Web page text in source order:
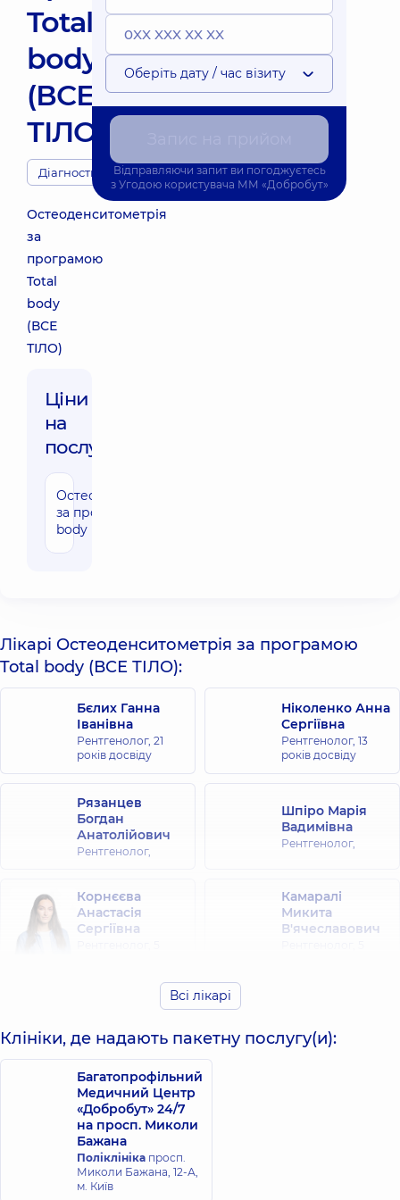
Total
body
(ВСЕ
ТІЛО)
Діагности
Остеоденситометрія
за
програмою
Total
body
(ВСЕ
ТІЛО)
Ціни
на
послуги:
Остеоденситометрія
за програмою Total
body (ВСЕ ТІЛО)
Оберіть дату / час візиту
Відправляючи запит ви погоджуєтесь
з Угодою користувача ММ «Добробут»
Лікарі Остеоденситометрія за програмою
Total body (ВСЕ ТІЛО):
Бєлих Ганна
Іванівна
Рентгенолог, 21
років досвіду
Ніколенко Анна
Сергіївна
Рентгенолог, 13
років досвіду
Рязанцев
Богдан
Анатолійович
Рентгенолог,
Шпіро Марія
Вадимівна
Рентгенолог,
Корнєєва
Анастасія
Сергіївна
Камаралі
Микита
В'ячеславович
Всі лікарі
Клініки, де надають пакетну послугу(и):
Багатопрофільний
Медичний Центр
«Добробут» 24/7
на просп. Миколи
Бажана
Поліклініка просп.
Миколи Бажана, 12-А,
м. Київ